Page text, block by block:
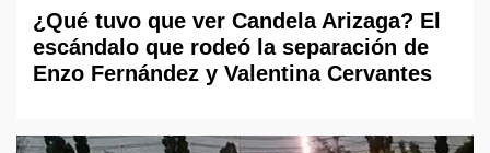
¿Qué tuvo que ver Candela Arizaga? El
escándalo que rodeó la separación de
Enzo Fernández y Valentina Cervantes